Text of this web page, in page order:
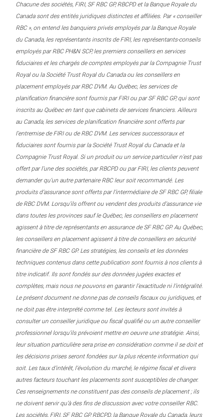
Chacune des sociétés, FIRI, SF RBC GP, RBCPD et la Banque Royale du
Canada sont des entités juridiques distinctes et affiliées. Par « conseiller
RBC », on entend les banquiers privés employés par la Banque Royale
du Canada, les représentants inscrits de FIRI, les représentants-conseils
employés par RBC PH&N SCP, les premiers conseillers en services
fiduciaires et les chargés de comptes employés par la Compagnie Trust
Royal ou la Société Trust Royal du Canada ou les conseillers en
placement employés par RBC DVM. Au Québec, les services de
planification financière sont fournis par FIRI ou par SF RBC GP, qui sont
inscrits au Québec en tant que cabinets de services financiers. Ailleurs
au Canada, les services de planification financière sont offerts par
l’entremise de FIRI ou de RBC DVM. Les services successoraux et
fiduciaires sont fournis par la Société Trust Royal du Canada et la
Compagnie Trust Royal. Si un produit ou un service particulier n’est pas
offert par l’une des sociétés, par RBCPD ou par FIRI, les clients peuvent
demander qu’un autre partenaire RBC leur soit recommandé. Les
produits d’assurance sont offerts par l’intermédiaire de SF RBC GP, filiale
de RBC DVM. Lorsqu’ils offrent ou vendent des produits d’assurance vie
dans toutes les provinces sauf le Québec, les conseillers en placement
agissent à titre de représentants en assurance de SF RBC GP. Au Québec,
les conseillers en placement agissent à titre de conseillers en sécurité
financière de SF RBC GP. Les stratégies, les conseils et les données
techniques contenus dans cette publication sont fournis à nos clients à
titre indicatif. Ils sont fondés sur des données jugées exactes et
complètes, mais nous ne pouvons en garantir l’exactitude ni l’intégralité.
Le présent document ne donne pas de conseils fiscaux ou juridiques, et
ne doit pas être interprété comme tel. Les lecteurs sont invités à
consulter un conseiller juridique ou fiscal qualifié ou un autre conseiller
professionnel lorsqu’ils prévoient mettre en oeuvre une stratégie. Ainsi,
leur situation particulière sera prise en considération comme il se doit et
les décisions prises seront fondées sur la plus récente information qui
soit. Les taux d’intérêt, l’évolution du marché, le régime fiscal et divers
autres facteurs touchant les placements sont susceptibles de changer.
Ces renseignements ne constituent pas des conseils de placement ; ils
ne doivent servir qu’à des fins de discussion avec votre conseiller RBC.
Les sociétés, FIRI, SF RBC GP, RBCPD, la Banque Royale du Canada, leurs